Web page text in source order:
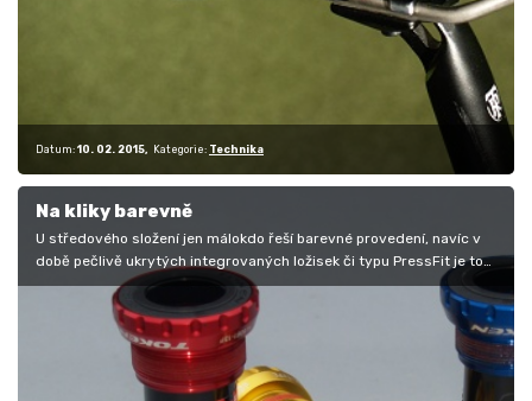
Datum: 10. 02. 2015 Kategorie: Technika
Na kliky barevně
U středového složení jen málokdo řeší barevné provedení, navíc v
době pečlivě ukrytých integrovaných ložisek či typu PressFit je to
téměř…